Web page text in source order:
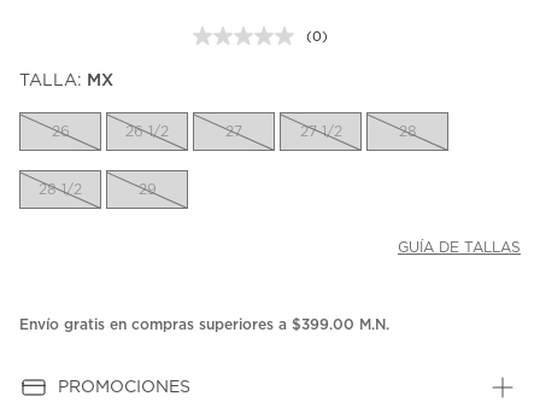
Sin
la
misma
(0)
TALLA: MX
26 26 1/2 27 27 1/2 28
28 1/2 29
GUÍA DE TALLAS
Envío gratis en compras superiores a $399.00 M.N.
PROMOCIONES